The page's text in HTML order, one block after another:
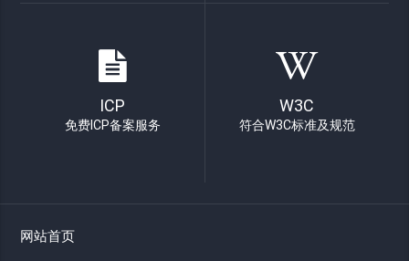
ICP
免费ICP备案服务
W3C
符合W3C标准及规范
网站首页